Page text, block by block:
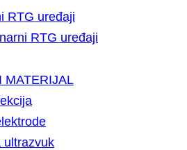
RTG uređaji
RTG uređaji
MATERIJAL
ultrazvuk